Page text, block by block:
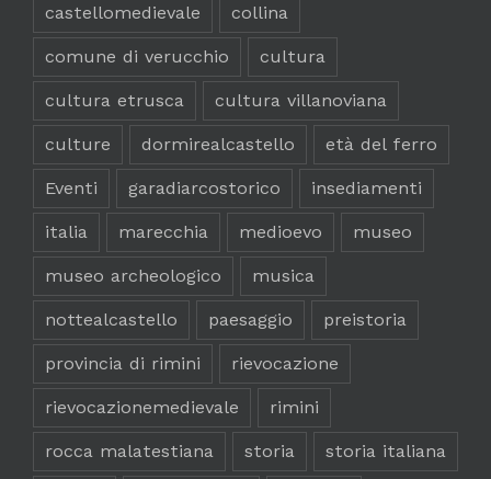
castellomedievale collina
comune di verucchio cultura
cultura etrusca cultura villanoviana
culture dormirealcastello età del ferro
Eventi garadiarcostorico insediamenti
italia marecchia medioevo museo
museo archeologico musica
nottealcastello paesaggio preistoria
provincia di rimini rievocazione
rievocazionemedievale rimini
rocca malatestiana storia storia italiana